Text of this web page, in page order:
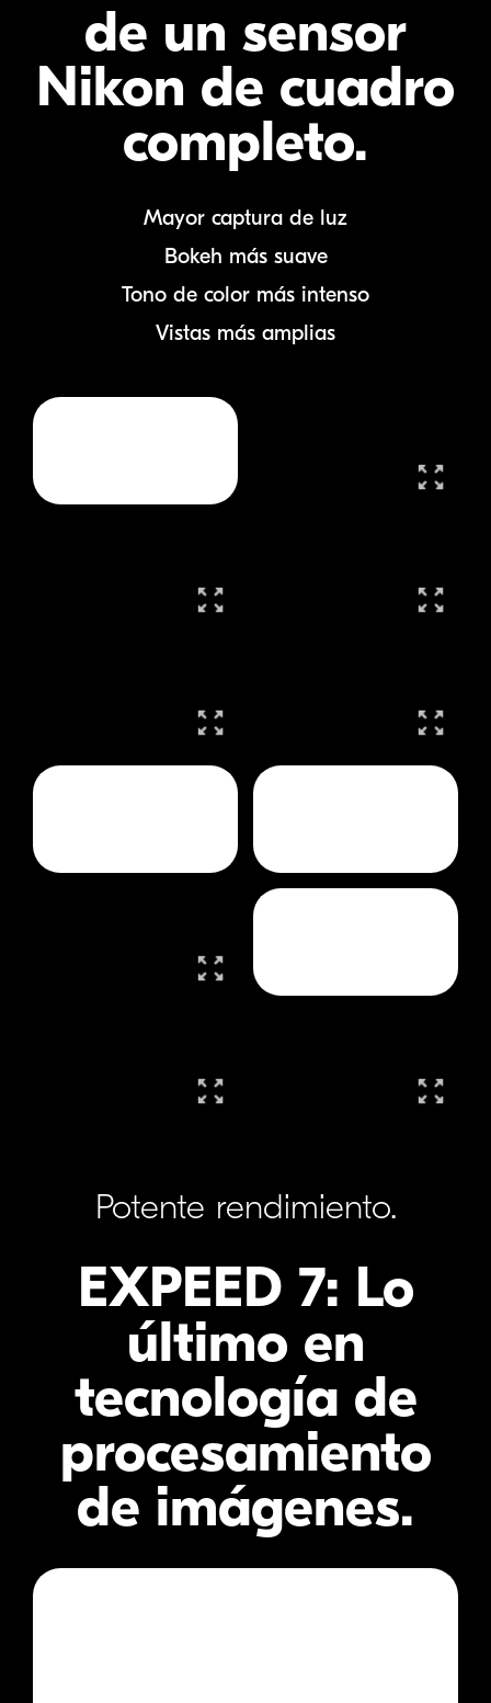
de un sensor
Nikon de cuadro
completo.
Mayor captura de luz
Bokeh más suave
Tono de color más intenso
Vistas más amplias
Potente rendimiento.
EXPEED 7: Lo
último en
tecnología de
procesamiento
de imágenes.